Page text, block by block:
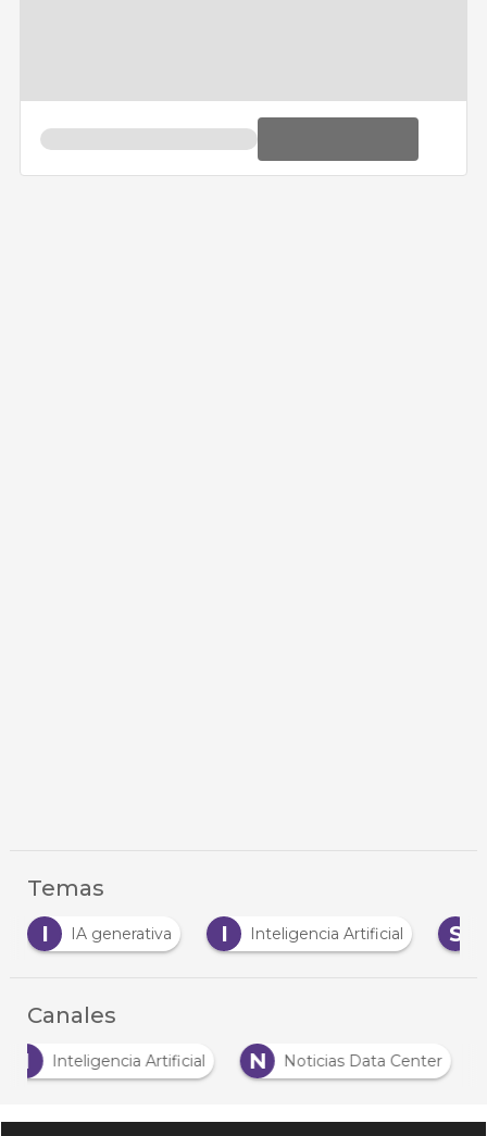
Temas
IA generativa I Inteligencia Artificial S servidor
Canales
I
Inteligencia Artificial N Noticias Data Center